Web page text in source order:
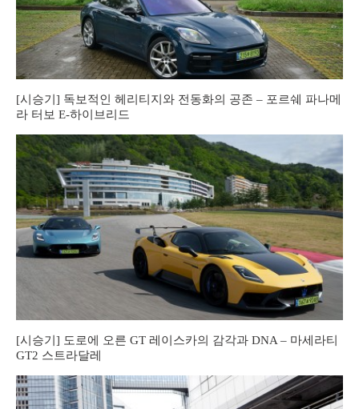
[시승기] 독보적인 헤리티지와 전동화의 공존 – 포르쉐 파나메
라 터보 E-하이브리드
[시승기] 도로에 오른 GT 레이스카의 감각과 DNA – 마세라티
GT2 스트라달레